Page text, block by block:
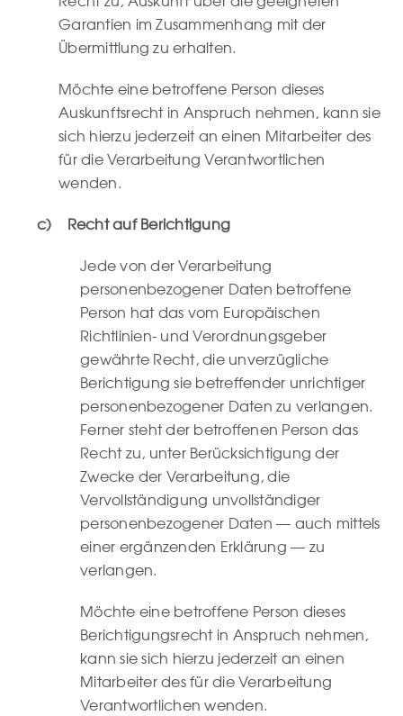
Garantien im Zusammenhang mit der
Übermittlung zu erhalten.
Möchte eine betroffene Person dieses
Auskunftsrecht in Anspruch nehmen, kann sie
sich hierzu jederzeit an einen Mitarbeiter des
für die Verarbeitung Verantwortlichen
wenden.
c) Recht auf Berichtigung
Jede von der Verarbeitung
personenbezogener Daten betroffene
Person hat das vom Europäischen
Richtlinien- und Verordnungsgeber
gewährte Recht, die unverzügliche
Berichtigung sie betreffender unrichtiger
personenbezogener Daten zu verlangen.
Ferner steht der betroffenen Person das
Recht zu, unter Berücksichtigung der
Zwecke der Verarbeitung, die
Vervollständigung unvollständiger
personenbezogener Daten — auch mittels
einer ergänzenden Erklärung — zu
verlangen.
Möchte eine betroffene Person dieses
Berichtigungsrecht in Anspruch nehmen,
kann sie sich hierzu jederzeit an einen
Mitarbeiter des für die Verarbeitung
Verantwortlichen wenden.